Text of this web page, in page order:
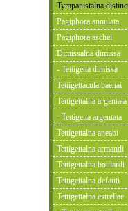
Tympanistalna
Pagiphora annulata
Pagiphora aschei
Dimissalna dimissa
- Tettigetta dimissa
Tettigettacula baenai
Tettigettalna argentata
- Tettigetta argentata
Tettigettalna aneabi
Tettigettalna armandi
Tettigettalna boulardi
Tettigettalna defauti
Tettigettalna estrellae